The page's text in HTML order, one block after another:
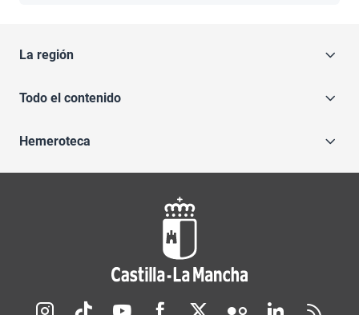
La región
Todo el contenido
Hemeroteca